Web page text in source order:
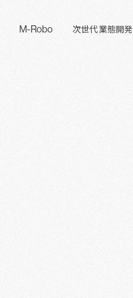
M-Robo 次世代 業態開発